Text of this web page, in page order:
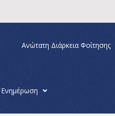
Ανώτατη Διάρκεια Φοίτησης
Ενημέρωση